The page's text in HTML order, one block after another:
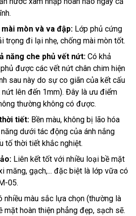
mòn và va đập: Lớp phủ cứng
trọng đi lại nhẹ, chống mài mòn tốt.
năng che phủ vết nứt: Có khả
được các vết nứt chân chim hiện
sau này do sự co giãn của kết cấu
lên đến 1mm). Đây là ưu điểm
thường không có được.
tiết: Bền màu, không bị lão hóa
dưới tác động của ánh nắng
tố thời tiết khắc nghiệt.
Liên kết tốt với nhiều loại bề mặt
măng, gạch,... đặc biệt là lớp vữa có
05.
nhiều màu sắc lựa chọn (thường là
mặt hoàn thiện phẳng đẹp, sạch sẽ.